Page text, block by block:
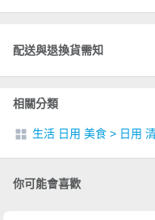
配送與退換貨需知
相關分類
生活 日用 美食 > 日用
你可能會喜歡